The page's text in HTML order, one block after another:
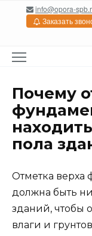
Перейтиinfo@opora-
Заказать
Почему
пола
Отметка верха
должна быть
зданий, чтобы
влаги и